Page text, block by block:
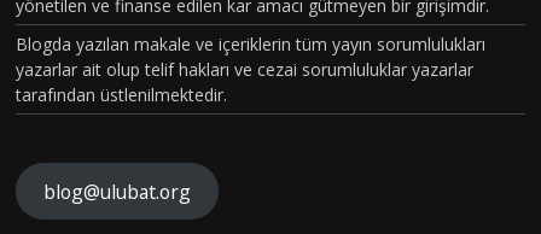
yönetilen ve finanse edilen kar amacı gütmeyen bir girişimdir.
Blogda yazılan makale ve içeriklerin tüm yayın sorumlulukları
yazarlar ait olup telif hakları ve cezai sorumluluklar yazarlar
tarafından üstlenilmektedir.
blog@ulubat.org
MSAL
CİNSİYE
T